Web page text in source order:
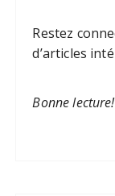
Restez
d’articles
Bonne lecture!